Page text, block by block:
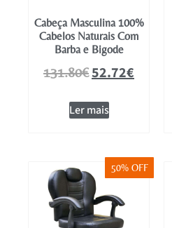
Cabeça Masculina 100%
Cabelos Naturais Com
Barba e Bigode
131.80€52.72€
Ler mais
50% OFF